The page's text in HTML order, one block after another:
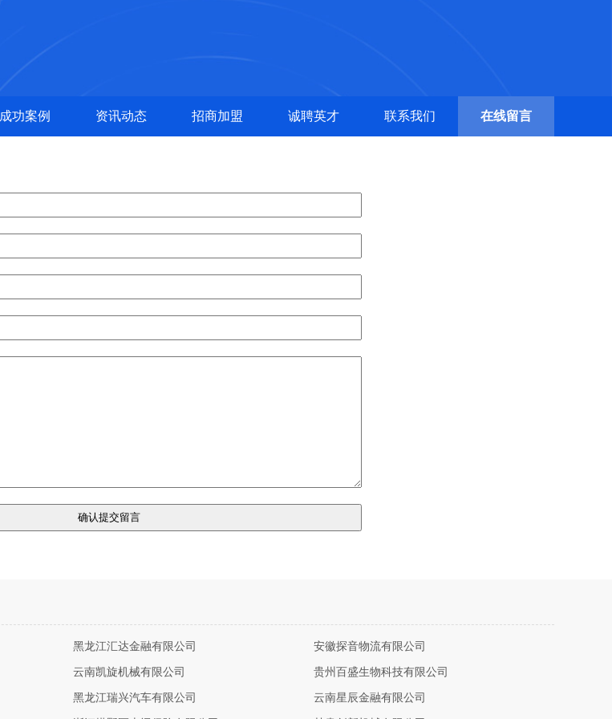
成功案例 资讯动态 招商加盟 诚聘英才 联系我们 在线留言
黑龙江汇达金融有限公司 安徽探音物流有限公司
云南凯旋机械有限公司 贵州百盛生物科技有限公司
黑龙江瑞兴汽车有限公司 云南星辰金融有限公司